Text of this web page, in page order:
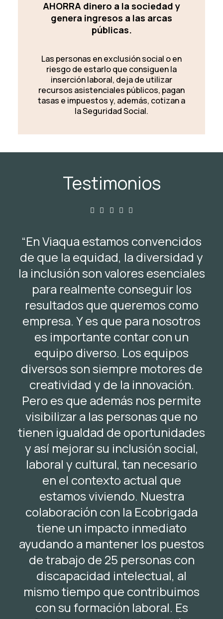
AHORRA dinero a la sociedad y
genera ingresos a las arcas
públicas.
Las personas en exclusión social o en
riesgo de estarlo que consiguen la
inserción laboral, deja de utilizar
recursos asistenciales públicos, pagan
tasas e impuestos y, además, cotizan a
la Seguridad Social.
Testimonios
“En Viaqua estamos convencidos
de que la equidad, la diversidad y
la inclusión son valores esenciales
para realmente conseguir los
resultados que queremos como
empresa. Y es que para nosotros
es importante contar con un
equipo diverso. Los equipos
diversos son siempre motores de
creatividad y de la innovación.
Pero es que además nos permite
visibilizar a las personas que no
tienen igualdad de oportunidades
y así mejorar su inclusión social,
laboral y cultural, tan necesario
en el contexto actual que
estamos viviendo. Nuestra
colaboración con la Ecobrigada
tiene un impacto inmediato
ayudando a mantener los puestos
de trabajo de 25 personas con
discapacidad intelectual, al
mismo tiempo que contribuimos
con su formación laboral. Es